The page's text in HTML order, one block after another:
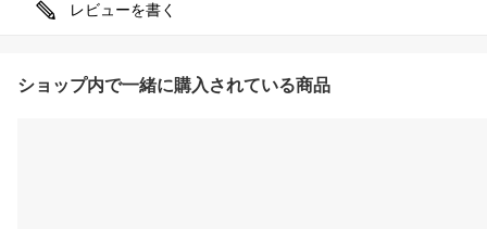
レビューを書く
ショップ内で一緒に購入されている商品